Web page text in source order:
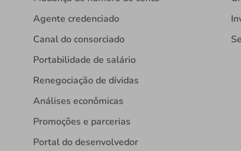
Agente credenciado
Canal do consorciado
Portabilidade de salário
Renegociação de dívidas
Análises econômicas
Promoções e parcerias
Portal do desenvolvedor